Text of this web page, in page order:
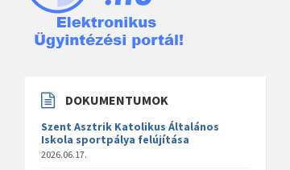
DOKUMENTUMOK
Szent Asztrik Katolikus Általános
Iskola sportpálya felújítása
2026.06.17.